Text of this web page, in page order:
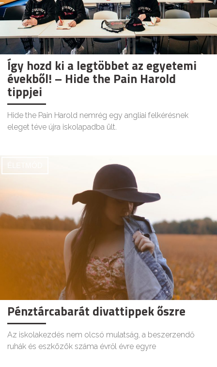
Így hozd ki a legtöbbet az egyetemi
évekből! – Hide the Pain Harold
tippjei
Hide the Pain Harold nemrég egy angliai felkérésnek
eleget téve újra iskolapadba ült.
Pénztárcabarát divattippek őszre
Az iskolakezdés nem olcsó mulatság, a beszerzendő
ruhák és eszközök száma évről évre egyre